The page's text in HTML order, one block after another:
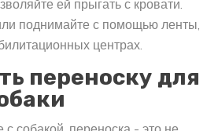
ей прыгать с кровати.
поднимайте с помощью ленты,
центрах.
переноску для